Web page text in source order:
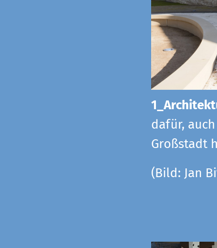
dafür,
Großstadt
(Bild: Jan